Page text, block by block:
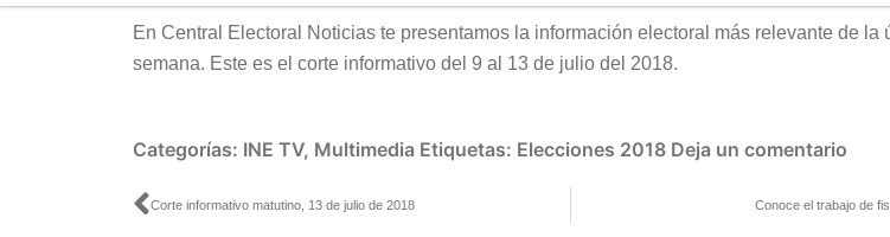
En Central Electoral Noticias te presentamos la información electoral más relevante de la
semana. Este es el corte informativo del 9 al 13 de julio del 2018.
Categorías: INE TV, Multimedia Etiquetas: Elecciones 2018 Deja un comentario
Ant
Corte informativo matutino, 13 de julio de 2018 Conoce el trabajo de